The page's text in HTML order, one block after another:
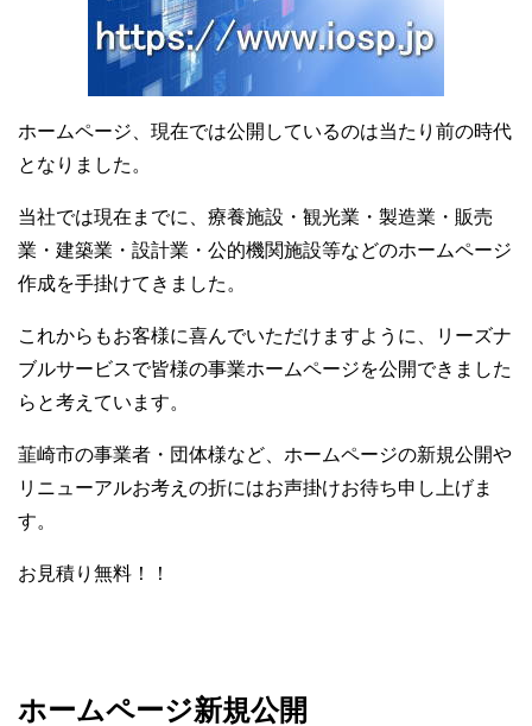
ホームページ、現在では公開しているのは当たり前の時代
となりました。
当社では現在までに、療養施設・観光業・製造業・販売
業・建築業・設計業・公的機関施設等などのホームページ
作成を手掛けてきました。
これからもお客様に喜んでいただけますように、リーズナ
ブルサービスで皆様の事業ホームページを公開できました
らと考えています。
韮崎市の事業者・団体様など、ホームページの新規公開や
リニューアルお考えの折にはお声掛けお待ち申し上げま
す。
お見積り無料！！
ホームページ新規公開